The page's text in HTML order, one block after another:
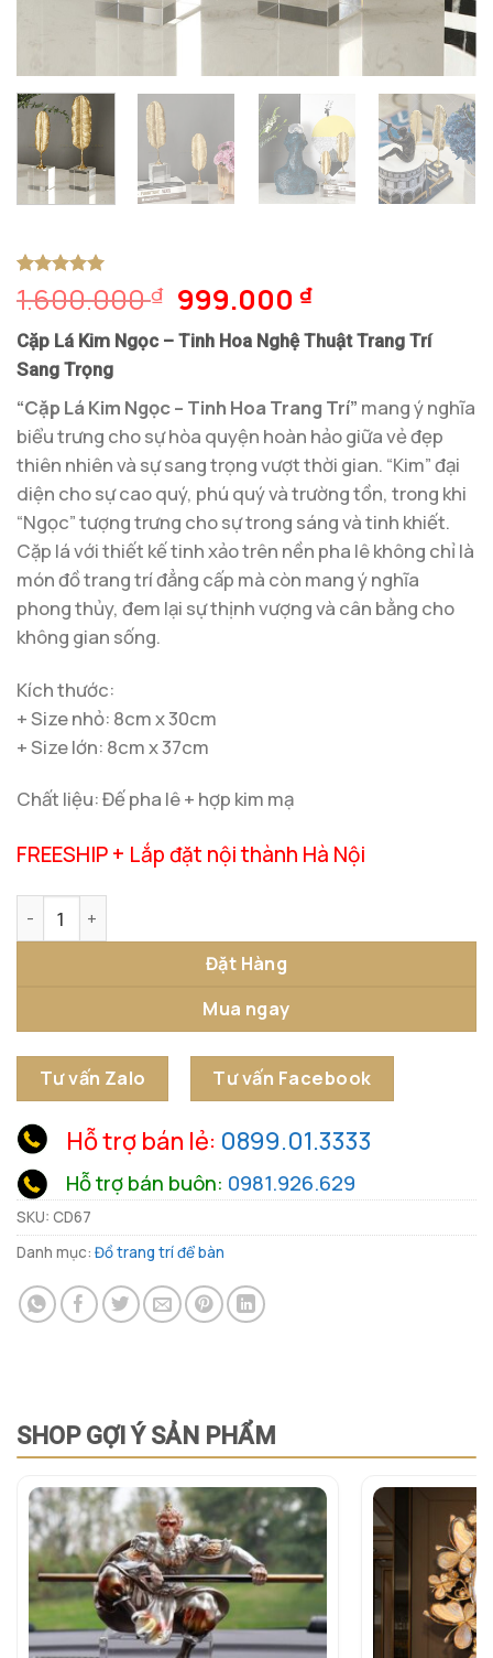
5 trên 5
dựa trên
1
1.600.000₫ Giá
gốc
là:
999.000 ₫Giá
hiện
tại
999.000 ₫.
Cặp Lá Kim Ngọc – Tinh Hoa Nghệ Thuật Trang Trí
Sang Trọng
“Cặp Lá Kim Ngọc – Tinh Hoa Trang Trí” mang ý nghĩa
biểu trưng cho sự hòa quyện hoàn hảo giữa vẻ đẹp
thiên nhiên và sự sang trọng vượt thời gian. “Kim” đại
diện cho sự cao quý, phú quý và trường tồn, trong khi
“Ngọc” tượng trưng cho sự trong sáng và tinh khiết.
Cặp lá với thiết kế tinh xảo trên nền pha lê không chỉ là
món đồ trang trí đẳng cấp mà còn mang ý nghĩa
phong thủy, đem lại sự thịnh vượng và cân bằng cho
không gian sống.
Kích thước:
+ Size nhỏ: 8cm x 30cm
+ Size lớn: 8cm x 37cm
Chất liệu: Đế pha lê + hợp kim mạ
FREESHIP + Lắp đặt nội thành Hà Nội
Đặt Hàng
Mua ngay
Tư vấn Zalo Tư vấn Facebook
Hỗ trợ bán lẻ: 0899.01.3333
Hỗ trợ bán buôn: 0981.926.629
SKU: CD67
Danh mục: Đồ trang trí để bàn
SHOP GỢI Ý SẢN PHẨM